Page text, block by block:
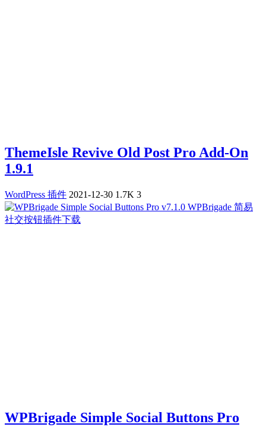
ThemeIsle Revive Old Post Pro Add-On
1.9.1
WordPress 插件 2021-12-30 1.7K 3
WPBrigade Simple Social Buttons Pro